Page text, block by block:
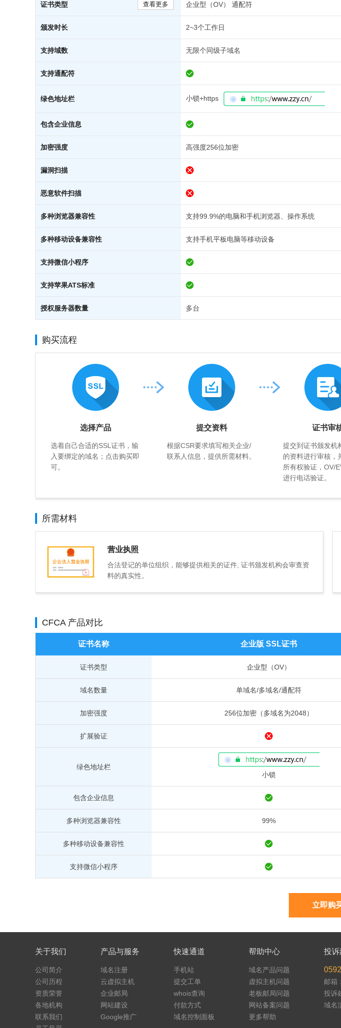
查看更多
证书类型 企业型（OV） 通配符
颁发时长 2~3个工作日
支持域数 无限个同级子域名
支持通配符
绿色地址栏 小锁+https
包含企业信息
加密强度 高强度256位加密
漏洞扫描
恶意软件扫描
多种浏览器兼容性 支持99.9%的电脑和手机浏览器、操作系统
多种移动设备兼容性 支持手机平板电脑等移动设备
支持微信小程序
支持苹果ATS标准
授权服务器数量 多台
购买流程
选择产品
选着自己合适的SSL证书，输
入要绑定的域名；点击购买即
可。
提交资料
根据CSR要求填写相关企业/
联系人信息，提供所需材料。
证书审
提交到证书颁发机
的资料进行审核，
所有权验证，OV/
进行电话验证。
所需材料
营业执照
合法登记的单位组织，能够提供相关的证件, 证书颁发机构会审查资
料的真实性。
CFCA 产品对比
证书名称 企业版 SSL证书
证书类型 企业型（OV）
域名数量 单域名/多域名/通配符
加密强度 256位加密（多域名为2048）
扩展验证
绿色地址栏
小锁
包含企业信息
多种浏览器兼容性 99%
多种移动设备兼容性
支持微信小程序
立即购
关于我们
公司简介
公司历程
资质荣誉
各地机构
联系我们
产品与服务
域名注册
云虚拟主机
企业邮局
网站建设
Google推广
快速通道
手机站
提交工单
whois查询
付款方式
域名控制面板
帮助中心
域名产品问题
虚拟主机问题
老板邮局问题
网站备案问题
更多帮助
投诉
邮箱
投诉
域名